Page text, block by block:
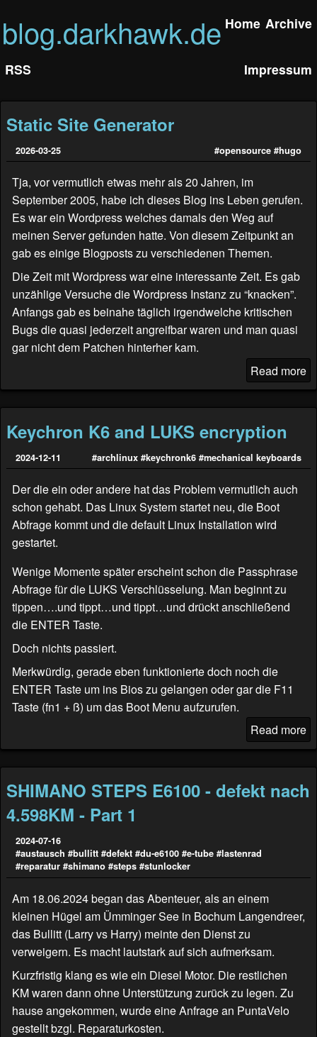
blog.darkhawk.de Home Archive
RSS Impressum
Static Site Generator
2026-03-25 #opensource #hugo
Tja, vor vermutlich etwas mehr als 20 Jahren, im
September 2005, habe ich dieses Blog ins Leben gerufen.
Es war ein Wordpress welches damals den Weg auf
meinen Server gefunden hatte. Von diesem Zeitpunkt an
gab es einige Blogposts zu verschiedenen Themen.
Die Zeit mit Wordpress war eine interessante Zeit. Es gab
unzählige Versuche die Wordpress Instanz zu “knacken”.
Anfangs gab es beinahe täglich irgendwelche kritischen
Bugs die quasi jederzeit angreifbar waren und man quasi
gar nicht dem Patchen hinterher kam.
Read more
Keychron K6 and LUKS encryption
2024-12-11 #archlinux #keychronk6 #mechanical keyboards
Der die ein oder andere hat das Problem vermutlich auch
schon gehabt. Das Linux System startet neu, die Boot
Abfrage kommt und die default Linux Installation wird
gestartet.
Wenige Momente später erscheint schon die Passphrase
Abfrage für die LUKS Verschlüsselung. Man beginnt zu
tippen….und tippt…und tippt…und drückt anschließend
die ENTER Taste.
Doch nichts passiert.
Merkwürdig, gerade eben funktionierte doch noch die
ENTER Taste um ins Bios zu gelangen oder gar die F11
Taste (fn1 + ß) um das Boot Menu aufzurufen.
Read more
SHIMANO STEPS E6100 - defekt nach
4.598KM - Part 1
2024-07-16
#austausch #bullitt #defekt #du-e6100 #e-tube #lastenrad
#reparatur #shimano #steps #stunlocker
Am 18.06.2024 began das Abenteuer, als an einem
kleinen Hügel am Ümminger See in Bochum Langendreer,
das Bullitt (Larry vs Harry) meinte den Dienst zu
verweigern. Es macht lautstark auf sich aufmerksam.
Kurzfristig klang es wie ein Diesel Motor. Die restlichen
KM waren dann ohne Unterstützung zurück zu legen. Zu
hause angekommen, wurde eine Anfrage an PuntaVelo
gestellt bzgl. Reparaturkosten.